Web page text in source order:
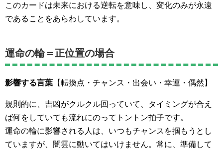
このカードは未来における逆転を意味し、変化のみが永遠
であることをあらわしています。
運命の輪＝正位置の場合
影響する言葉 【転換点・チャンス・出会い・幸運・偶然】
規則的に、吉凶がクルクル回っていて、タイミングが合え
ば何をしていても流れにのってトントン拍子です。
運命の輪に影響される人は、いつもチャンスを掴もうとし
ていますが、闇雲に動いてはいけません。常に、準備して